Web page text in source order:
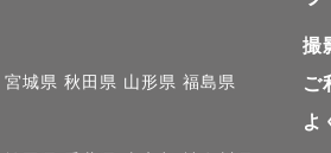
宮城県 秋田県 山形県 福島県
撮
ご
よ